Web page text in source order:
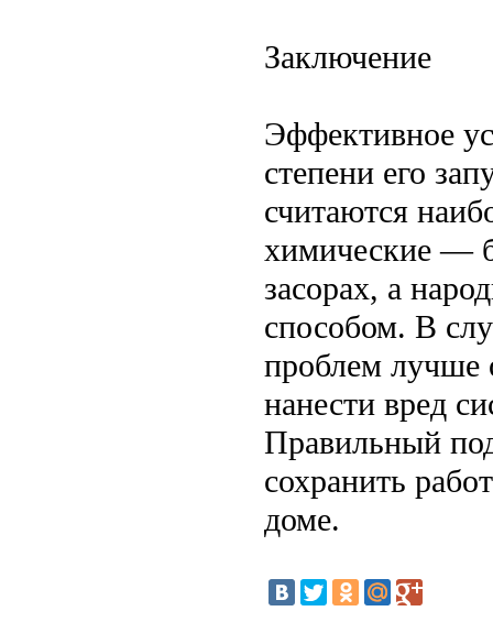
Заключение
Эффективное
степени его
считаются
химические —
засорах, а
способом. В
проблем лучше
нанести вред
Правильный
сохранить
доме.